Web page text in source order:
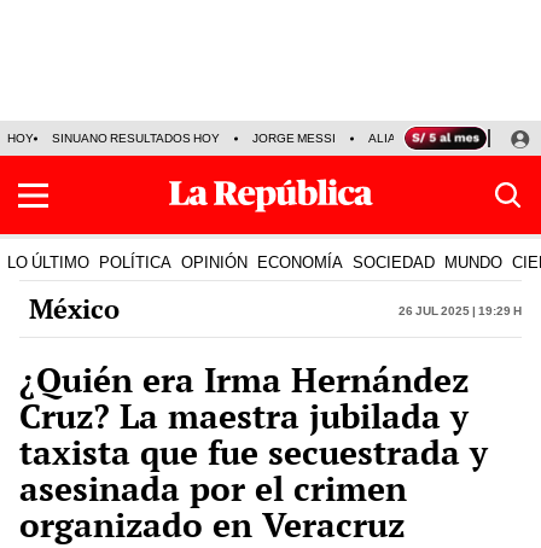
HOY SINUANO RESULTADOS HOY JORGE MESSI ALIANZA LIMA VS SPORT
LO ÚLTIMO POLÍTICA OPINIÓN ECONOMÍA SOCIEDAD MUNDO
México 26 Jul 2025 | 19:29 h
¿Quién era Irma Hernández
Cruz? La maestra jubilada y
taxista que fue secuestrada y
asesinada por el crimen
organizado en Veracruz